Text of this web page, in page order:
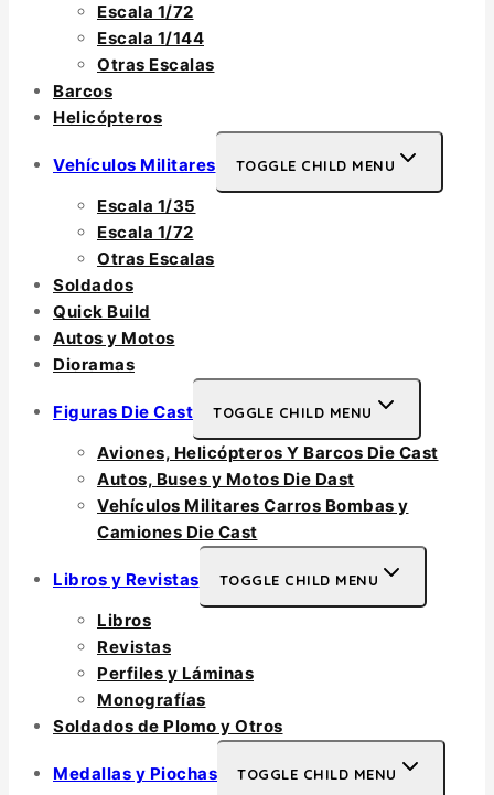
Escala 1/72
Escala 1/144
Otras Escalas
Barcos
Helicópteros
Vehículos Militares TOGGLE CHILD MENU
Escala 1/35
Escala 1/72
Otras Escalas
Soldados
Quick Build
Autos y Motos
Dioramas
Figuras Die Cast TOGGLE CHILD MENU
Aviones, Helicópteros Y Barcos Die Cast
Autos, Buses y Motos Die Dast
Vehículos Militares Carros Bombas y
Camiones Die Cast
Libros y Revistas TOGGLE CHILD MENU
Libros
Revistas
Perfiles y Láminas
Monografías
Soldados de Plomo y Otros
Medallas y Piochas TOGGLE CHILD MENU